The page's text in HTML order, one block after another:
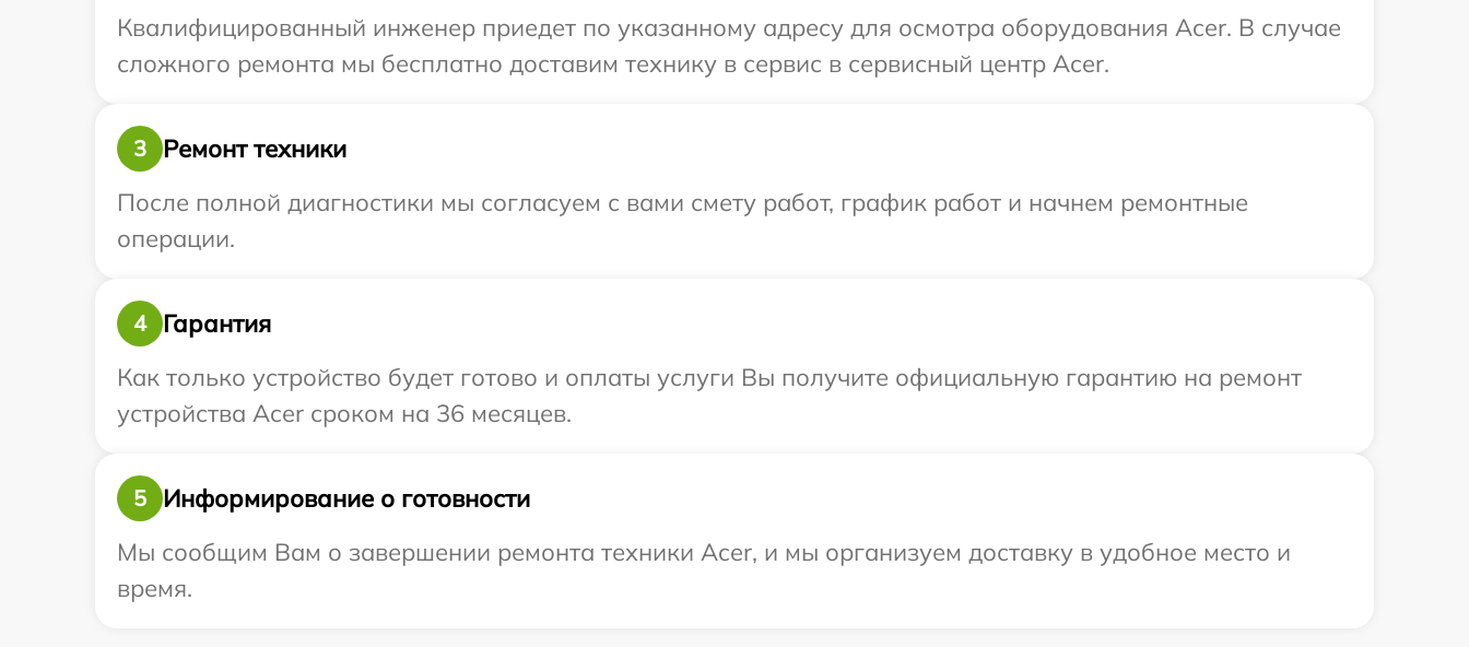
Квалифицированный инженер приедет по указанному адресу для осмотра оборудования Acer. В случае
сложного ремонта мы бесплатно доставим технику в сервис в сервисный центр Acer.
3
Ремонт техники
После полной диагностики мы согласуем с вами смету работ, график работ и начнем ремонтные
операции.
4
Гарантия
Как только устройство будет готово и оплаты услуги Вы получите официальную гарантию на ремонт
устройства Acer сроком на 36 месяцев.
5
Информирование о готовности
Мы сообщим Вам о завершении ремонта техники Acer, и мы организуем доставку в удобное место и
время.